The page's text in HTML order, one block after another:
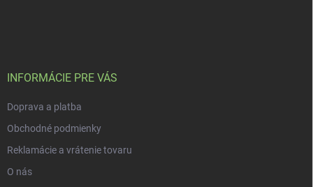
INFORMÁCIE PRE VÁS
Doprava a platba
Obchodné podmienky
Reklamácie a vrátenie tovaru
O nás